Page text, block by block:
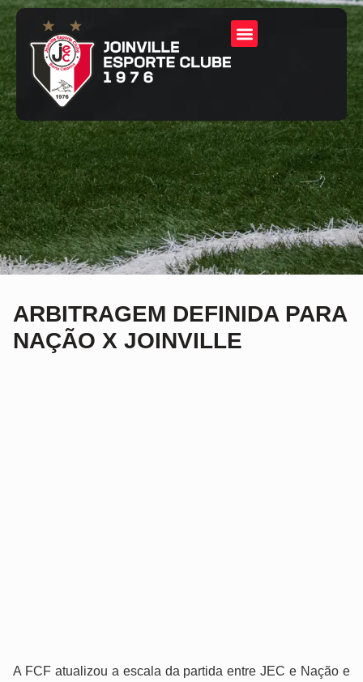
ARBITRAGEM DEFINIDA PARA
NAÇÃO X JOINVILLE
A FCF atualizou a escala da partida entre JEC e Nação e